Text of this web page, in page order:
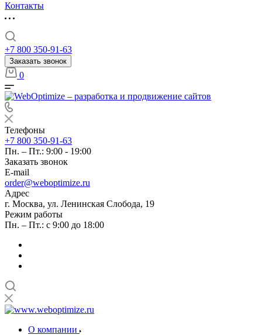
Контакты
+7 800 350-91-63
Заказать звонок
0
Телефоны
+7 800 350-91-63
Пн. – Пт.: 9:00 - 19:00
Заказать звонок
E-mail
order@weboptimize.ru
Адрес
г. Москва, ул. Ленинская Слобода, 19
Режим работы
Пн. – Пт.: с 9:00 до 18:00
О компании